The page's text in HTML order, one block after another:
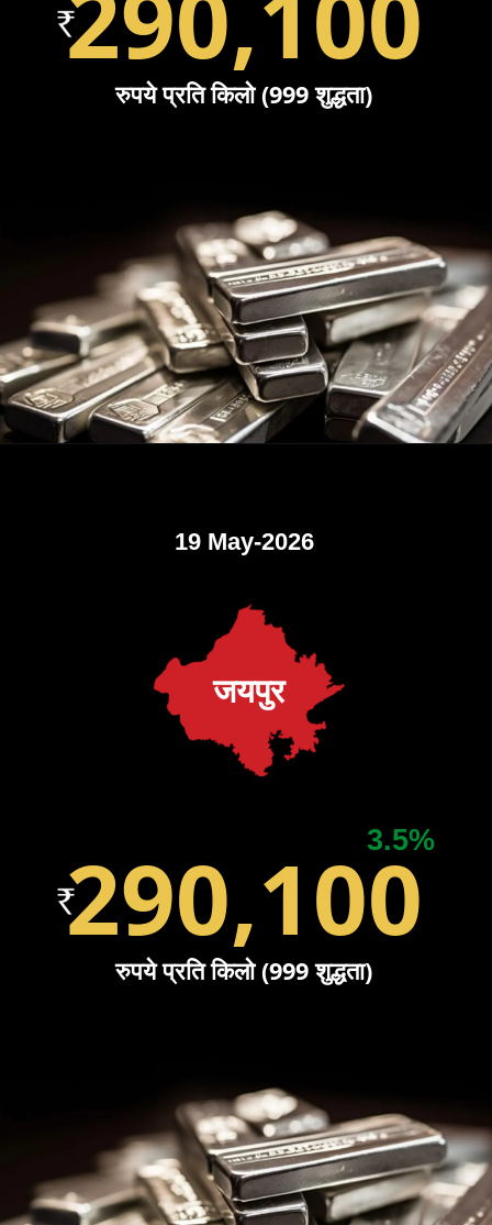
रुपये प्रति किलो (999 शुद्धता)
3.5%
290,100
19 May-2026
रुपये प्रति किलो (999 शुद्धता)
जयपुर